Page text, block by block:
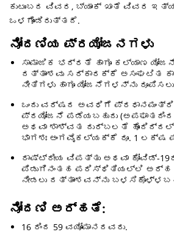
ಕುಟುಂಬದ ವಿವರ, ಬ್ಯಾಂಕ್ ಖಾತೆ ವಿವರ
ಒಳಗೊಂಡಿರುತ್ತದೆ.
ನೋಂದಣಿಯ ಪ್ರಯೋಜನಗಳು
ಸಾಮಾಜಿಕ ಭದ್ರತೆ ಹಾಗೂ ಕಲ್ಯಾಣ
ದತ್ತಾಂಶವು ಸರ್ಕಾರಕ್ಕೆ ಅಸಂಘಟಿತ
ನೀತಿಗಳು ಹಾಗೂ ಯೋಜನೆಗಳನ್ನು
ಒಂದು ವರ್ಷದ ಅವಧಿಗೆ ಪ್ರಧಾನಮಂತ್ರಿ
ಪ್ರಯೋಜನೆ ಪಡೆಯಬಹುದು
ಅಥವಾ ಶಾಶ್ವತ ದುರ್ಬಲತೆ
ಭಾಗಶಃ ಅಂಗವೈಕಲ್ಯಕ್ಕೆ ರೂ. 1 ಲಕ್ಷ
ರಾಷ್ಟ್ರೀಯ ವಿಪತ್ತು ಅಥವಾ ಕೋವಿಡ್-19ರ
ಪಿಡುಗಿನಂತಹ ಪರಿಸ್ಥಿತಿಯಲ್ಲಿ ಅರ್ಹ
ನೀಡಲು ದತ್ತಾಂಶವನ್ನು
ನೋಂದಣಿ ಅರ್ಹತೆ:
16 ರಿಂದ 59 ವಯೋಮಾನದವರು.